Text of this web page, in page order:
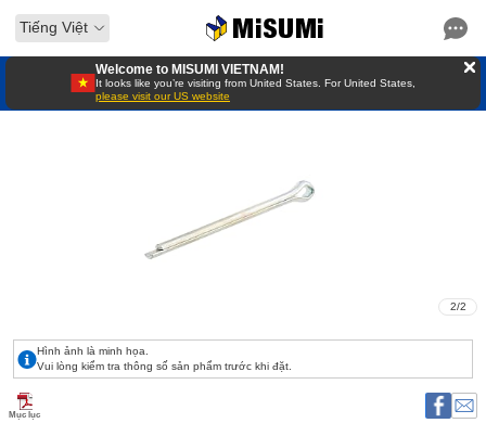
Tiếng Việt
Welcome to MISUMI VIETNAM!
It looks like you’re visiting from United States. For United States,
please visit our US website
2/2
Hình ảnh là minh họa.
Vui lòng kiểm tra thông số sản phẩm trước khi đặt.
Mục lục